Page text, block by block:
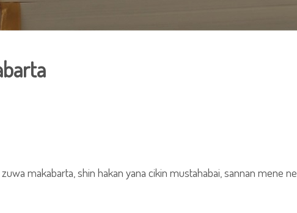
makabarta, shin hakan yana cikin mustahabai, sannan mene ne